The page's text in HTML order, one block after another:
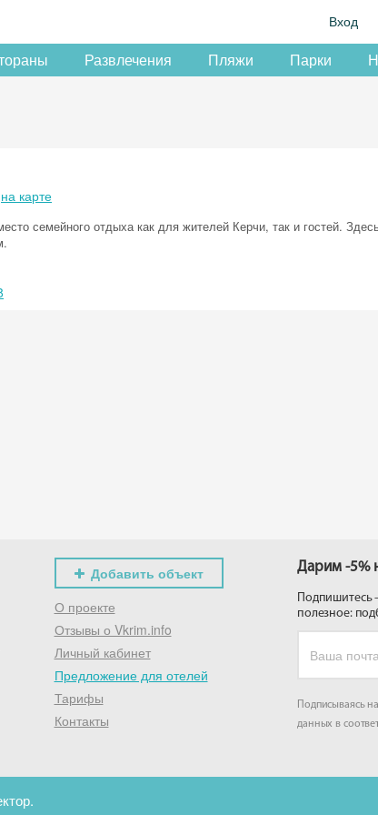
Вход
Развлечения Пляжи Парки
на карте
семейного отдыха как для жителей Керчи, так и гостей.
Добавить объект
О проекте
Отзывы о Vkrim.info
Личный кабинет
Предложение для отелей
Тарифы
Контакты
Дарим -5%
Подпишитесь
полезное:
Подписываясь
данных в